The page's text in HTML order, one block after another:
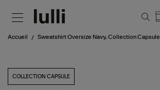
Accueil Sweatshirt Oversize Navy, Collection Capsule
COLLECTION CAPSULE